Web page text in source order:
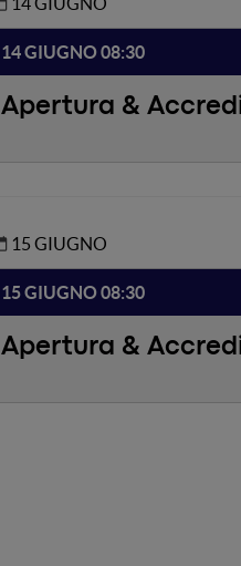
15 GIUGNO
14 GIUGNO 08:30
Apertura &
15 GIUGNO 08:30
Apertura &